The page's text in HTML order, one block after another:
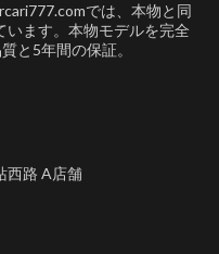
では、本物と同
ます。本物モデルを完全
と5年間の保証。
西路 A店舗